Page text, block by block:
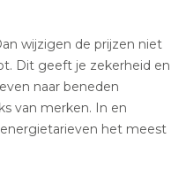
wijzigen de prijzen niet
Dit geeft je zekerheid en
naar beneden
van merken. In en
het meest